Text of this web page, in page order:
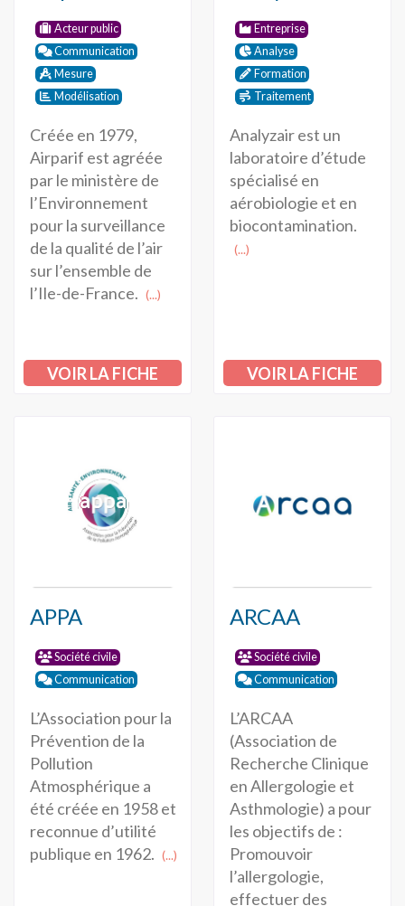
Acteur public
Communication
Mesure
Modélisation
Créée en 1979,
Airparif est agréée
par le ministère de
l’Environnement
pour la surveillance
de la qualité de l’air
sur l’ensemble de
l’Ile-de-France. (...)
VOIR LA FICHE
Entreprise
Analyse
Formation
Traitement
Analyzair est un
laboratoire d’étude
spécialisé en
aérobiologie et en
biocontamination.
(...)
VOIR LA FICHE
APPA
Société civile
Communication
L’Association pour la
Prévention de la
Pollution
Atmosphérique a
été créée en 1958 et
reconnue d’utilité
publique en 1962. (...)
ARCAA
Société civile
Communication
L’ARCAA
(Association de
Recherche Clinique
en Allergologie et
Asthmologie) a pour
les objectifs de :
Promouvoir
l’allergologie,
effectuer des